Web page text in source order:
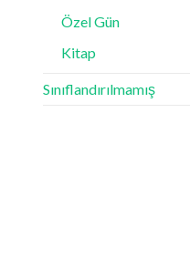
Özel Gün
Kitap
Sınıflandırılmamış